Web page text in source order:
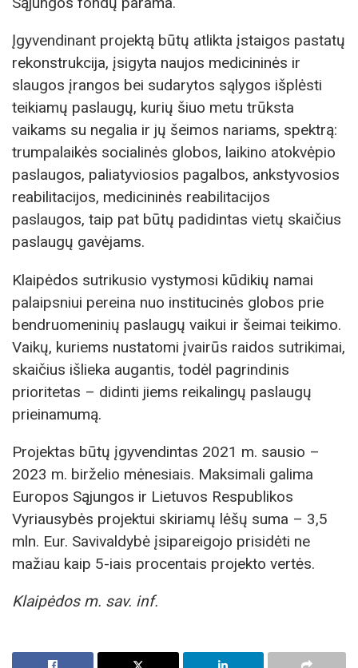
Įgyvendinant projektą būtų atlikta įstaigos pastatų
rekonstrukcija, įsigyta naujos medicininės ir
slaugos įrangos bei sudarytos sąlygos išplėsti
teikiamų paslaugų, kurių šiuo metu trūksta
vaikams su negalia ir jų šeimos nariams, spektrą:
trumpalaikės socialinės globos, laikino atokvėpio
paslaugos, paliatyviosios pagalbos, ankstyvosios
reabilitacijos, medicininės reabilitacijos
paslaugos, taip pat būtų padidintas vietų skaičius
paslaugų gavėjams.
Klaipėdos sutrikusio vystymosi kūdikių namai
palaipsniui pereina nuo institucinės globos prie
bendruomeninių paslaugų vaikui ir šeimai teikimo.
Vaikų, kuriems nustatomi įvairūs raidos sutrikimai,
skaičius išlieka augantis, todėl pagrindinis
prioritetas – didinti jiems reikalingų paslaugų
prieinamumą.
Projektas būtų įgyvendintas 2021 m. sausio –
2023 m. birželio mėnesiais. Maksimali galima
Europos Sąjungos ir Lietuvos Respublikos
Vyriausybės projektui skiriamų lėšų suma – 3,5
mln. Eur. Savivaldybė įsipareigojo prisidėti ne
mažiau kaip 5-iais procentais projekto vertės.
Klaipėdos m. sav. inf.